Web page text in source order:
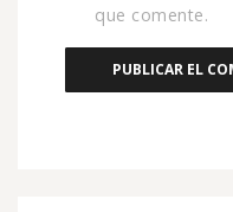
que comente.